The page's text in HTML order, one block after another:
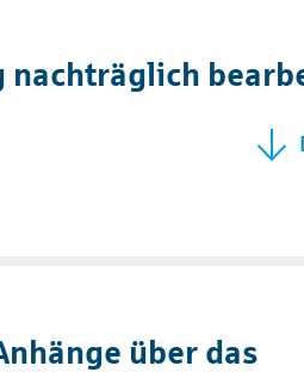
nachträglich
über das